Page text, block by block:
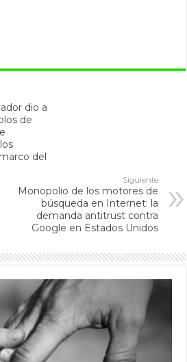
dio a
de
del
Siguiente
Monopolio de los motores de
búsqueda en Internet: la
demanda antitrust contra
Google en Estados Unidos